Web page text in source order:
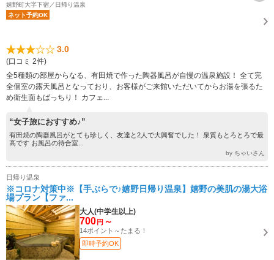
嬉野町大字下宿／日帰り温泉
ネット予約OK
3.0
(口コミ 2件)
全5種類の部屋からなる、有田焼で作った陶器風呂が自慢の温泉施設！ 全て完
全個室の露天風呂となっており、お客様がご来館いただいてからお湯を張るた
め衛生面もばっちり！ カフェ...
“女子旅におすすめ♪”
有田焼の陶器風呂がとても珍しく、友達と2人で大興奮でした！ 泉質もとろとろで最
高です お風呂の待合室...
by ちゃいさん
日帰り温泉
※コロナ対策中※【手ぶらで♪嬉野日帰り温泉】嬉野の美肌の湯大浴
場プラン【ファ...
大人(中学生以上)
700 円 ～
14ポイント～たまる！
即時予約OK